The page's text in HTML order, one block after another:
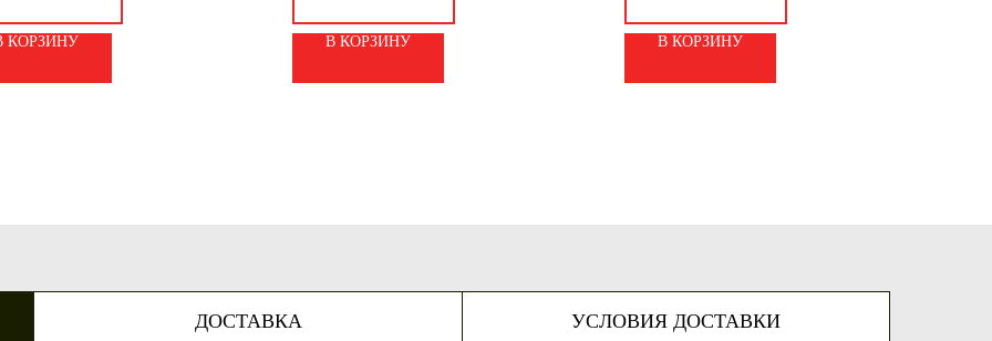
КОРЗИНУ В КОРЗИНУ В КОРЗИНУ
ДОСТАВКА УСЛОВИЯ ДОСТАВКИ